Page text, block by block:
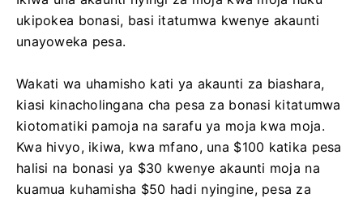
ukipokea bonasi, basi itatumwa kwenye akaunti
unayoweka pesa.
Wakati wa uhamisho kati ya akaunti za biashara,
kiasi kinacholingana cha pesa za bonasi kitatumwa
kiotomatiki pamoja na sarafu ya moja kwa moja.
Kwa hivyo, ikiwa, kwa mfano, una $100 katika pesa
halisi na bonasi ya $30 kwenye akaunti moja na
kuamua kuhamisha $50 hadi nyingine, pesa za